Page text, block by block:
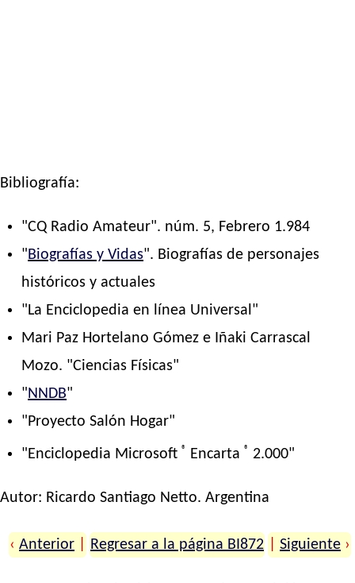
Bibliografía:
"CQ Radio Amateur". núm. 5, Febrero 1.984
"Biografías y Vidas". Biografías de personajes
históricos y actuales
"La Enciclopedia en línea Universal"
Mari Paz Hortelano Gómez e Iñaki Carrascal
Mozo. "Ciencias Físicas"
"NNDB"
"Proyecto Salón Hogar"
"Enciclopedia Microsoft ® Encarta ® 2.000"
Autor: Ricardo Santiago Netto. Argentina
‹ Anterior Regresar a la página BI872 Siguiente ›